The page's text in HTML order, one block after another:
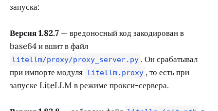
запуска:
Версия 1.82.7 — вредоносный код закодирован в
base64 и вшит в файл
litellm/proxy/proxy_server.py . Он срабатывал
при импорте модуля litellm.proxy , то есть при
запуске LiteLLM в режиме прокси-сервера.